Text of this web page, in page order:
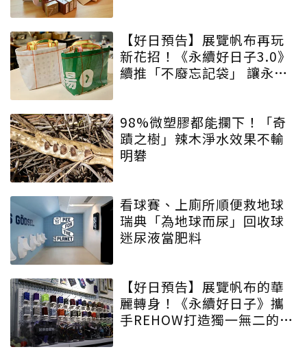
【好日預告】展覽帆布再玩
新花招！《永續好日子3.0》
續推「不廢忘記袋」 讓永續
98%微塑膠都能攔下！「奇
蹟之樹」辣木淨水效果不輸
明礬
看球賽、上廁所順便救地球
瑞典「為地球而尿」回收球
迷尿液當肥料
【好日預告】展覽帆布的華
麗轉身！《永續好日子》攜
手REHOW打造獨一無二的